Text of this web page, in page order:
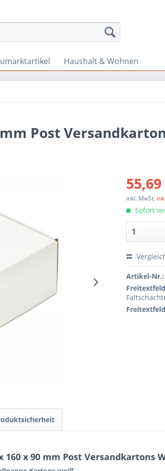
Haushalt & Wohnen
Post
inkl. MwSt.
Sofort
Artikel-Nr.:
x 90 mm Post Versandkartons